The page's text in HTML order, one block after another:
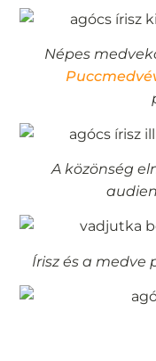
Népes
A közönség
Írisz és a medve